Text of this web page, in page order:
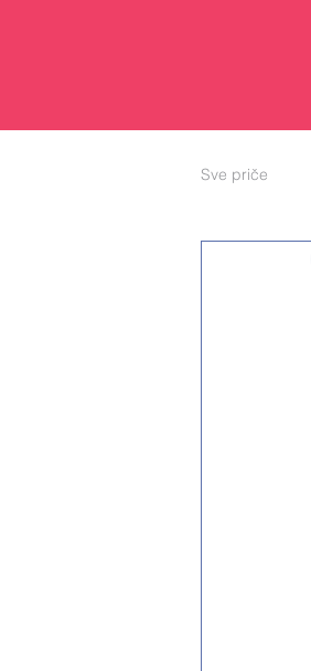
Sve priče